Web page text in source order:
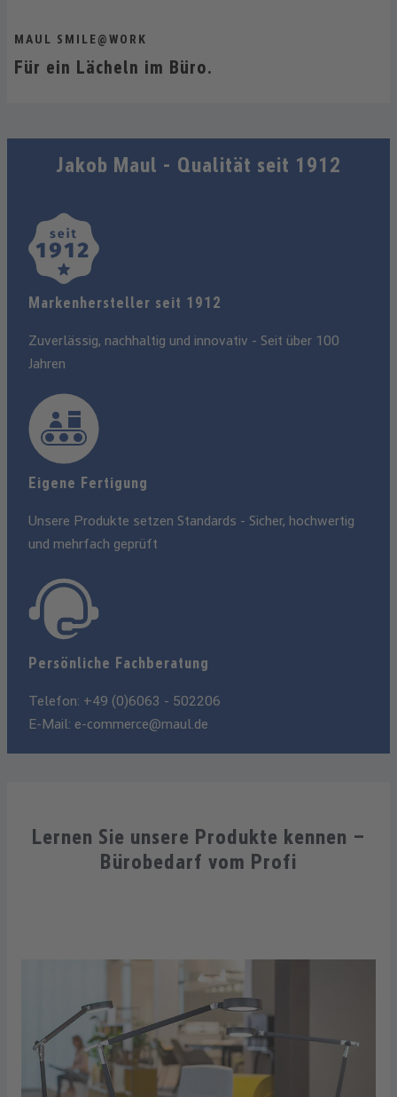
MAUL SMILE@WORK
Für ein Lächeln im Büro.
Jakob Maul - Qualität seit 1912
Marken­hersteller seit 1912
Zuverlässig, nachhaltig und innovativ - Seit über 100
Jahren
Eigene Fertigung
Unsere Produkte setzen Standards - Sicher, hochwertig
und mehrfach geprüft
Persönliche Fachberatung
Telefon: +49 (0)6063 - 502206
E-Mail: e-commerce@maul.de
Lernen Sie unsere Produkte kennen –
Bürobedarf vom Profi